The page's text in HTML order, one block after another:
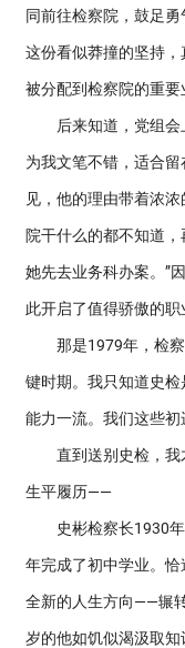
同前往检察院，鼓足勇
这份看似莽撞的坚持
被分配到检察院的重
后来知道，党组会
为我文笔不错，适合
见，他的理由带着浓
院干什么的都不知道
她先去业务科办案。”
此开启了值得骄傲的职
那是1979年，检察
键时期。我只知道史
能力一流。我们这些初
直到送别史检，我
生平履历——
史彬检察长1930年
年完成了初中学业。
全新的人生方向——辗
岁的他如饥似渴汲取